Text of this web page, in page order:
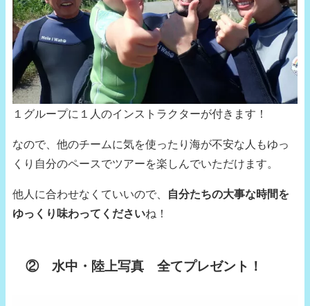
１グループに１人のインストラクターが付きます！
なので、他のチームに気を使ったり海が不安な人もゆっ
くり自分のペースでツアーを楽しんでいただけます。
他人に合わせなくていいので、
自分たちの大事な時間を
ゆっくり味わってくださいね！
② 水中・陸上写真 全てプレゼント！